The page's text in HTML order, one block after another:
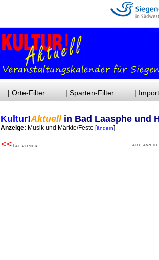
| Orte-Filter | Sparten-Filter |
Kultur!Aktuellin Bad Laasphe und
Anzeige: Musik und Märkte/Feste [ändern]
<<Tag vorher alle